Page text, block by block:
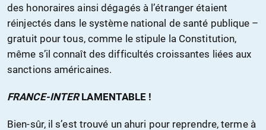
des honoraires ainsi dégagés à l’étranger étaient
réinjectés dans le système national de santé publique –
gratuit pour tous, comme le stipule la Constitution,
même s’il connaît des difficultés croissantes liées aux
sanctions américaines.
FRANCE-INTERLAMENTABLE !
Bien-sûr, il s’est trouvé un ahuri pour reprendre, terme à